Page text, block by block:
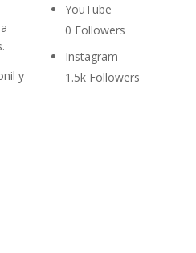
y
YouTube
0 Followers
Instagram
1.5k Followers